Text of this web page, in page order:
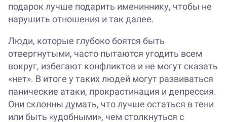
подарок лучше подарить имениннику, чтобы не
нарушить отношения и так далее.
Люди, которые глубоко боятся быть
отвергнутыми, часто пытаются угодить всем
вокруг, избегают конфликтов и не могут сказать
«нет». В итоге у таких людей могут развиваться
панические атаки, прокрастинация и депрессия.
Они склонны думать, что лучше остаться в тени
или быть «удобными», чем столкнуться с